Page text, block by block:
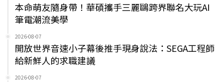
本命萌友隨身帶！華碩攜手三麗鷗跨界聯名大玩AI
筆電潮流美學
2026-08-07
開放世界音速小子幕後推手現身說法：SEGA工程師
給新鮮人的求職建議
2026-08-07